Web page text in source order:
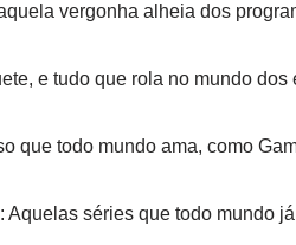
vergonha alheia dos
e tudo que rola no mundo dos
que todo mundo ama, como
: Aquelas séries que todo mundo